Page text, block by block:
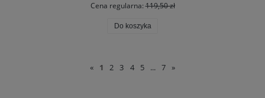
Cena regularna:119,50 zł
Do koszyka
« 1 2 3 4 5 ... 7 »